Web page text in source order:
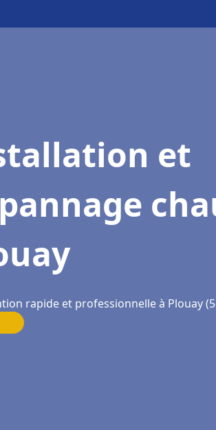
et
rapide et professionnelle à Plouay